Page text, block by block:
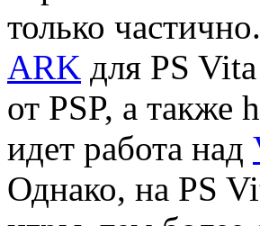
только
ARK для PS
от PSP, а
идет работа над
Однако, на PS